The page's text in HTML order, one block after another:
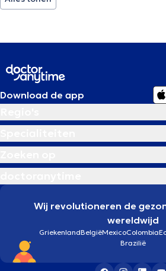
Download de app
Wij revolutioneren de
wereldwijd
GriekenlandBelgiëMexicoColombia
Brazilië